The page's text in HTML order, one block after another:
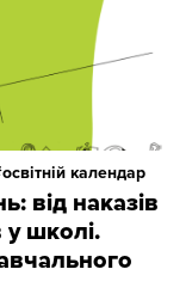
освітній календар
від наказів
у школі.